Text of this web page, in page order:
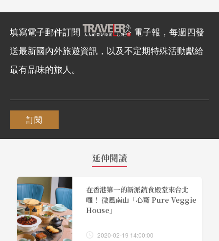
填寫電子郵件訂閱
電子報，每週四發
送最新國內外旅遊資訊，以及不定期特殊活動獻給
最有品味的旅人。
訂閱
延伸閱讀
在香港第一的新派蔬食殿堂來台北
囉！ 微風南山「心齋 Pure Veggie
House」
2020-02-19 14:00:00